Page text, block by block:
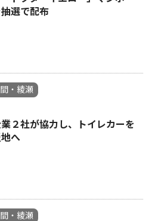
選で配布
・綾瀬
２社が協力し、トイレカーを
へ
・綾瀬